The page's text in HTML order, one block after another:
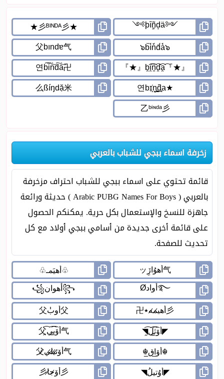
زخرفة اسماء ببجي للشباب بالعربي
قائمة تحتوي على اسماء ببجي للشباب احتراف مزخرفة
بالعربي ( Arabic PUBG Names For Boys ) حديثة ورائعة
جاهزة للنسخ والإستعمال بكل حرية. يمكنكم الحصول
على قائمة أخرى جديدة من أسامي ببجي أولاد مع كل
تحديث للصفحة.